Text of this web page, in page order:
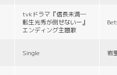
tvkドラマ『信長未満―
転生光秀が倒せないー』
エンディング主題歌
Single 岩